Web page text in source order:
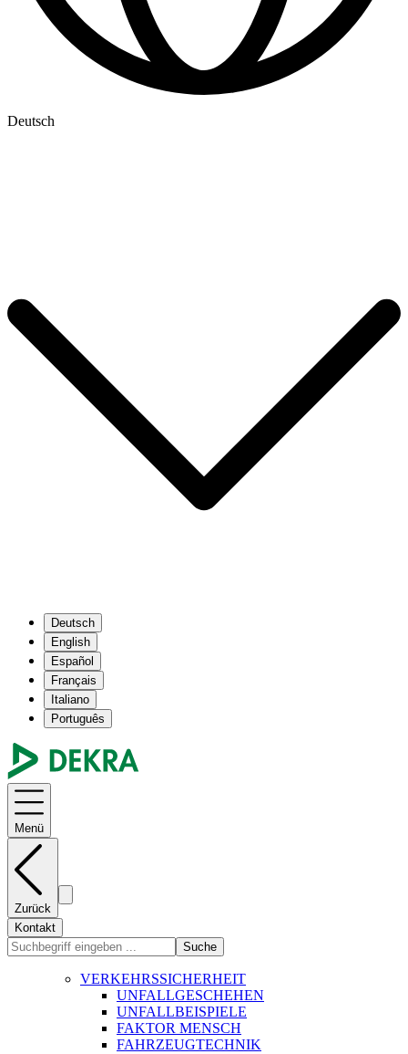
Deutsch
Deutsch
English
Español
Français
Italiano
Português
Menü
Zurück
Kontakt
Suche
VERKEHRSSICHERHEIT
UNFALLGESCHEHEN
UNFALLBEISPIELE
FAKTOR MENSCH
FAHRZEUGTECHNIK